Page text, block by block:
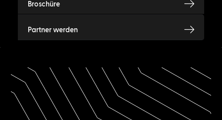
Broschüre
Partner werden